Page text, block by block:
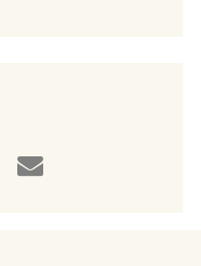
via twitter